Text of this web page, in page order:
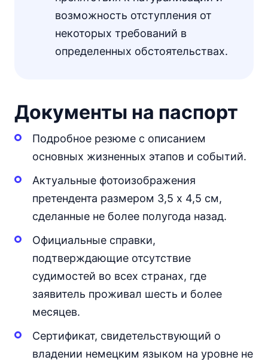
возможность отступления от
некоторых требований в
определенных обстоятельствах.
Документы на паспорт
Подробное резюме с описанием
основных жизненных этапов и событий.
Актуальные фотоизображения
претендента размером 3,5 x 4,5 см,
сделанные не более полугода назад.
Официальные справки,
подтверждающие отсутствие
судимостей во всех странах, где
заявитель проживал шесть и более
месяцев.
Сертификат, свидетельствующий о
владении немецким языком на уровне не